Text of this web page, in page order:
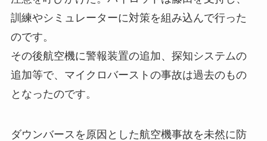
訓練やシミュレーターに対策を組み込んで行った
のです。
その後航空機に警報装置の追加、探知システムの
追加等で、マイクロバーストの事故は過去のもの
となったのです。
ダウンバースを原因とした航空機事故を未然に防